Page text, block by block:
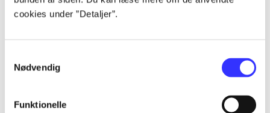
cookies under ”Detaljer”.
Nødvendig
Funktionelle
Alle registrerede artikler fordelt på udgivelser